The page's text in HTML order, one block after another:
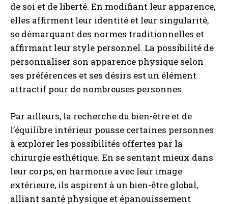
de soi et de liberté. En modifiant leur apparence,
elles affirment leur identité et leur singularité,
se démarquant des normes traditionnelles et
affirmant leur style personnel. La possibilité de
personnaliser son apparence physique selon
ses préférences et ses désirs est un élément
attractif pour de nombreuses personnes.
Par ailleurs, la recherche du bien-être et de
l’équilibre intérieur pousse certaines personnes
à explorer les possibilités offertes par la
chirurgie esthétique. En se sentant mieux dans
leur corps, en harmonie avec leur image
extérieure, ils aspirent à un bien-être global,
alliant santé physique et épanouissement